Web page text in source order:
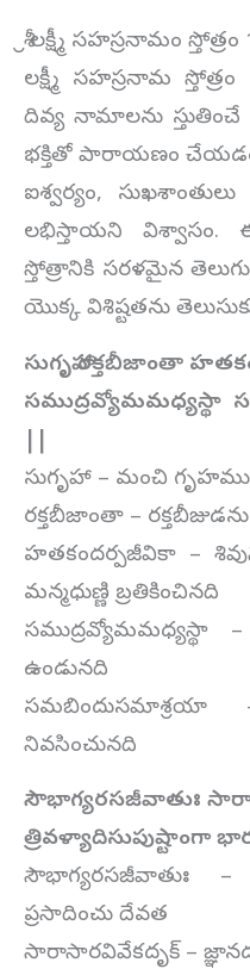
శ్రీ లక్ష్మీ సహస్రనామం
లక్ష్మీ సహస్రనామ స్తోత్రం
దివ్య నామాలను స్తుతించే
భక్తితో పారాయణం
ఐశ్వర్యం,
లభిస్తాయని విశ్వాసం.
స్తోత్రానికి సరళమైన
యొక్క విశిష్టతను
సుగృహా రక్తబీజాంతా
సముద్రవ్యోమమధ్యస్థా
సుగృహా – మంచి
రక్తబీజాంతా –
హతకందర్పజీవికా –
మన్మధుణ్ణి బ్రతికించినది
సముద్రవ్యోమమధ్యస్థా
ఉండునది
సమబిందుసమాశ్రయా –
నివసించునది
సౌభాగ్యరసజీవాతుః
త్రివళ్యాదిసుపుష్టాంగా
సౌభాగ్యరసజీవాతుః –
ప్రసాదించు దేవత
సారాసారవివేకదృక్ –